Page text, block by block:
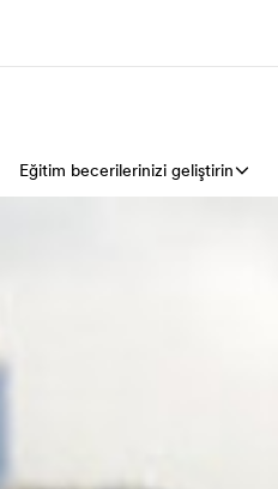
Programlarımız
Eğitim becerilerinizi geliştirin